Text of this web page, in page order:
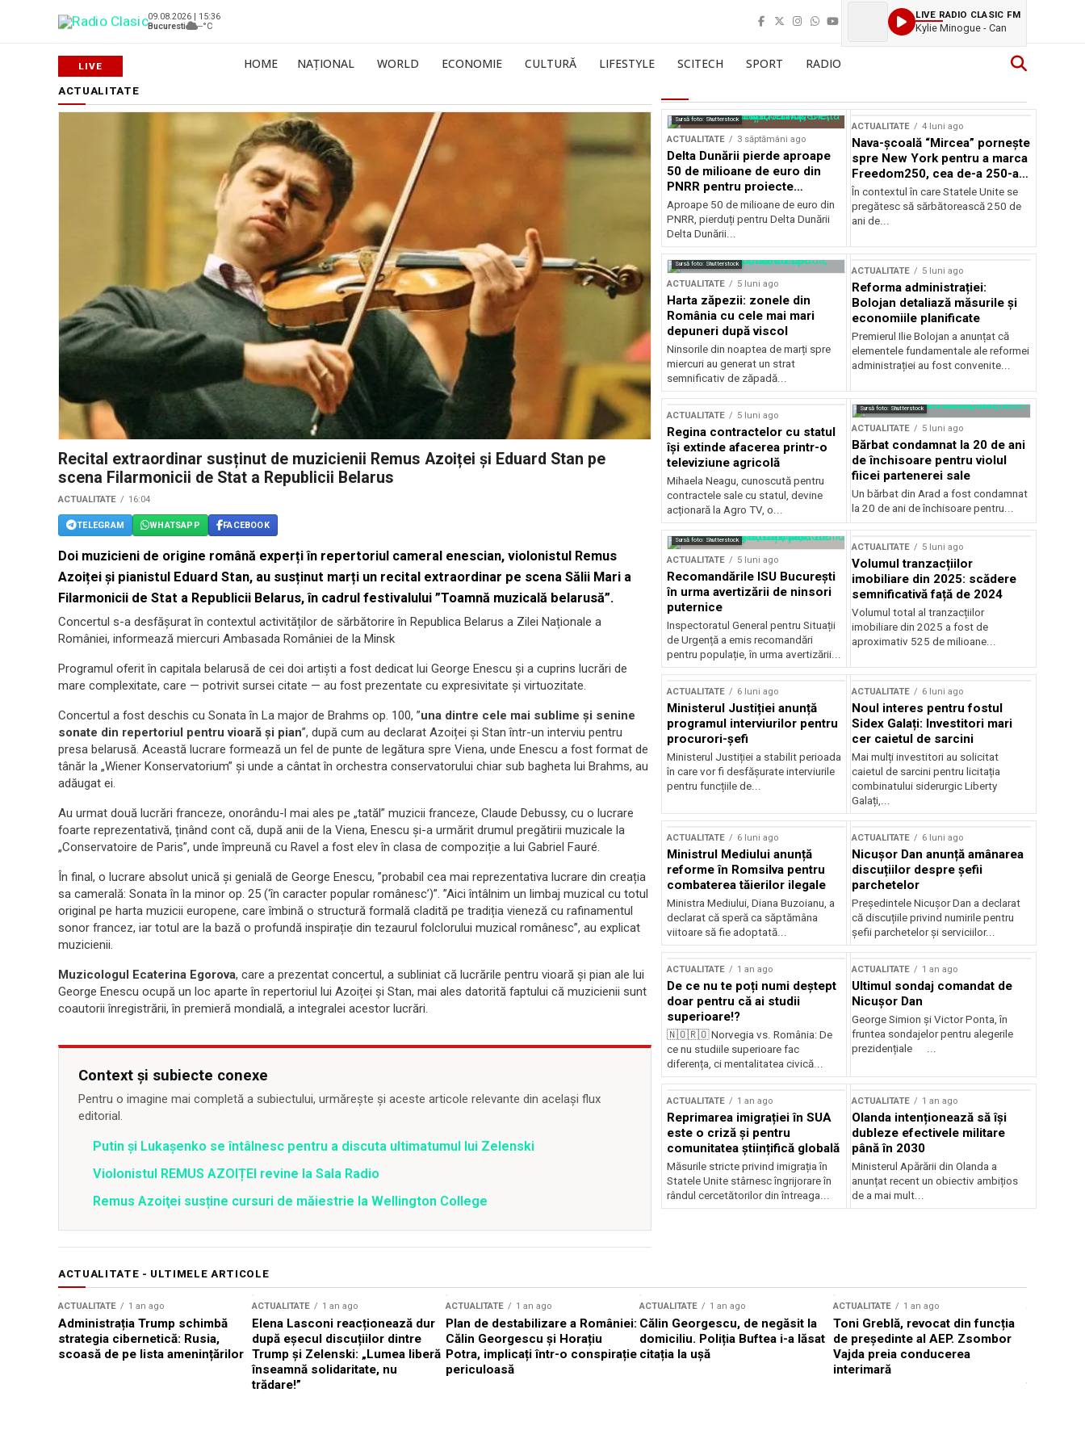
09.08.2026 | 15:36
Bucuresti
--°C
LIVE RADIO CLASIC FM
Kylie Minogue - Can
HOME NAȚIONAL WORLD ECONOMIE CULTURĂ LIFESTYLE SCITECH SPORT RADIO
ACTUALITATE
Recital extraordinar susținut de muzicienii Remus Azoiței și Eduard Stan pe
scena Filarmonicii de Stat a Republicii Belarus
ACTUALITATE 16:04
TELEGRAM WHATSAPP FACEBOOK
Doi muzicieni de origine română experți în repertoriul cameral enescian, violonistul Remus
Azoiței și pianistul Eduard Stan, au susținut marți un recital extraordinar pe scena Sălii Mari a
Filarmonicii de Stat a Republicii Belarus, în cadrul festivalului ”Toamnă muzicală belarusă”.
Concertul s-a desfășurat în contextul activităților de sărbătorire în Republica Belarus a Zilei Naționale a
României, informează miercuri Ambasada României de la Minsk
Programul oferit în capitala belarusă de cei doi artiști a fost dedicat lui George Enescu și a cuprins lucrări de
mare complexitate, care — potrivit sursei citate — au fost prezentate cu expresivitate și virtuozitate.
Concertul a fost deschis cu Sonata în La major de Brahms op. 100, ”una dintre cele mai sublime și senine
sonate din repertoriul pentru vioară și pian”, după cum au declarat Azoiței și Stan într-un interviu pentru
presa belarusă. Această lucrare formează un fel de punte de legătura spre Viena, unde Enescu a fost format de
tânăr la „Wiener Konservatorium” și unde a cântat în orchestra conservatorului chiar sub bagheta lui Brahms, au
adăugat ei.
Au urmat două lucrări franceze, onorându-l mai ales pe „tatăl” muzicii franceze, Claude Debussy, cu o lucrare
foarte reprezentativă, ținând cont că, după anii de la Viena, Enescu și-a urmărit drumul pregătirii muzicale la
„Conservatoire de Paris”, unde împreună cu Ravel a fost elev în clasa de compoziție a lui Gabriel Fauré.
În final, o lucrare absolut unică și genială de George Enescu, ”probabil cea mai reprezentativa lucrare din creația
sa camerală: Sonata în la minor op. 25 (‘în caracter popular românesc’)”. ”Aici întâlnim un limbaj muzical cu totul
original pe harta muzicii europene, care îmbină o structură formală cladită pe tradiția vieneză cu rafinamentul
sonor francez, iar totul are la bază o profundă inspirație din tezaurul folclorului muzical românesc”, au explicat
muzicienii.
Muzicologul Ecaterina Egorova, care a prezentat concertul, a subliniat că lucrările pentru vioară și pian ale lui
George Enescu ocupă un loc aparte în repertoriul lui Azoiței și Stan, mai ales datorită faptului că muzicienii sunt
coautorii înregistrării, în premieră mondială, a integralei acestor lucrări.
Context și subiecte conexe
Pentru o imagine mai completă a subiectului, urmărește și aceste articole relevante din același flux
editorial.
Putin și Lukașenko se întâlnesc pentru a discuta ultimatumul lui Zelenski
Violonistul REMUS AZOIȚEI revine la Sala Radio
Remus Azoiţei susține cursuri de măiestrie la Wellington College
Sursă foto: Shutterstock
ACTUALITATE 3 săptămâni ago
Delta Dunării pierde aproape
50 de milioane de euro din
PNRR pentru proiecte
esențiale
Aproape 50 de milioane de euro din
PNRR, pierduți pentru Delta Dunării
Delta Dunării...
ACTUALITATE 4 luni ago
Nava-școală “Mircea” pornește
spre New York pentru a marca
Freedom250, cea de-a 250-a
aniversare a Statelor Unite
În contextul în care Statele Unite se
pregătesc să sărbătorească 250 de
ani de...
Sursă foto: Shutterstock
ACTUALITATE 5 luni ago
Harta zăpezii: zonele din
România cu cele mai mari
depuneri după viscol
Ninsorile din noaptea de marți spre
miercuri au generat un strat
semnificativ de zăpadă...
ACTUALITATE 5 luni ago
Reforma administrației:
Bolojan detaliază măsurile și
economiile planificate
Premierul Ilie Bolojan a anunțat că
elementele fundamentale ale reformei
administrației au fost convenite...
ACTUALITATE 5 luni ago
Regina contractelor cu statul
își extinde afacerea printr-o
televiziune agricolă
Mihaela Neagu, cunoscută pentru
contractele sale cu statul, devine
acționară la Agro TV, o...
Sursă foto: Shutterstock
ACTUALITATE 5 luni ago
Bărbat condamnat la 20 de ani
de închisoare pentru violul
fiicei partenerei sale
Un bărbat din Arad a fost condamnat
la 20 de ani de închisoare pentru...
Sursă foto: Shutterstock
ACTUALITATE 5 luni ago
Recomandările ISU București
în urma avertizării de ninsori
puternice
Inspectoratul General pentru Situații
de Urgență a emis recomandări
pentru populație, în urma avertizării...
ACTUALITATE 5 luni ago
Volumul tranzacțiilor
imobiliare din 2025: scădere
semnificativă față de 2024
Volumul total al tranzacțiilor
imobiliare din 2025 a fost de
aproximativ 525 de milioane...
ACTUALITATE 6 luni ago
Ministerul Justiției anunță
programul interviurilor pentru
procurori-șefi
Ministerul Justiției a stabilit perioada
în care vor fi desfășurate interviurile
pentru funcțiile de...
ACTUALITATE 6 luni ago
Noul interes pentru fostul
Sidex Galați: Investitori mari
cer caietul de sarcini
Mai mulți investitori au solicitat
caietul de sarcini pentru licitația
combinatului siderurgic Liberty
Galați,...
ACTUALITATE 6 luni ago
Ministrul Mediului anunță
reforme în Romsilva pentru
combaterea tăierilor ilegale
Ministra Mediului, Diana Buzoianu, a
declarat că speră ca săptămâna
viitoare să fie adoptată...
ACTUALITATE 6 luni ago
Nicușor Dan anunță amânarea
discuțiilor despre șefii
parchetelor
Președintele Nicușor Dan a declarat
că discuțiile privind numirile pentru
șefii parchetelor și serviciilor...
ACTUALITATE 1 an ago
De ce nu te poți numi deștept
doar pentru că ai studii
superioare!?
🇳🇴🇷🇴 Norvegia vs. România: De
ce nu studiile superioare fac
diferența, ci mentalitatea civică...
ACTUALITATE 1 an ago
Ultimul sondaj comandat de
Nicușor Dan
George Simion și Victor Ponta, în
fruntea sondajelor pentru alegerile
prezidențiale ...
ACTUALITATE 1 an ago
Reprimarea imigrației în SUA
este o criză și pentru
comunitatea științifică globală
Măsurile stricte privind imigrația în
Statele Unite stârnesc îngrijorare în
rândul cercetătorilor din întreaga...
ACTUALITATE 1 an ago
Olanda intenționează să își
dubleze efectivele militare
până în 2030
Ministerul Apărării din Olanda a
anunțat recent un obiectiv ambițios
de a mai mult...
ACTUALITATE - ULTIMELE ARTICOLE
ACTUALITATE 1 an ago
Administrația Trump schimbă
strategia cibernetică: Rusia,
scoasă de pe lista amenințărilor
ACTUALITATE 1 an ago
Elena Lasconi reacționează dur
după eșecul discuțiilor dintre
Trump și Zelenski: „Lumea liberă
înseamnă solidaritate, nu
trădare!”
ACTUALITATE 1 an ago
Plan de destabilizare a României:
Călin Georgescu și Horațiu
Potra, implicați într-o conspirație
periculoasă
ACTUALITATE 1 an ago
Călin Georgescu, de negăsit la
domiciliu. Poliția Buftea i-a lăsat
citația la ușă
ACTUALITATE 1 an ago
Toni Greblă, revocat din funcția
de președinte al AEP. Zsombor
Vajda preia conducerea
interimară